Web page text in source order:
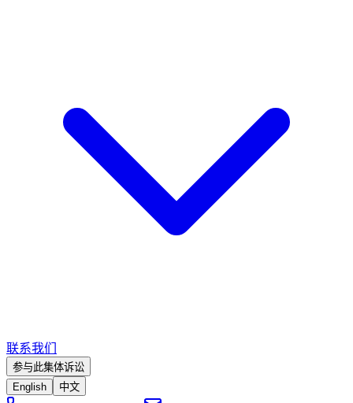
联系我们
参与此集体诉讼
English
中文